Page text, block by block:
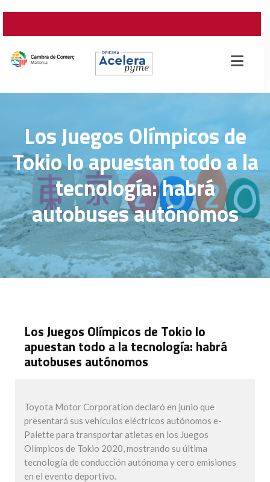
Los Juegos Olímpicos de
Tokio lo apuestan todo a la
tecnología: habrá
autobuses autónomos
Los Juegos Olímpicos de Tokio lo
apuestan todo a la tecnología: habrá
autobuses autónomos
Toyota Motor Corporation declaró en junio que
presentará sus vehículos eléctricos autónomos e-
Palette para transportar atletas en los Juegos
Olímpicos de Tokio 2020, mostrando su última
tecnología de conducción autónoma y cero emisiones
en el evento deportivo.